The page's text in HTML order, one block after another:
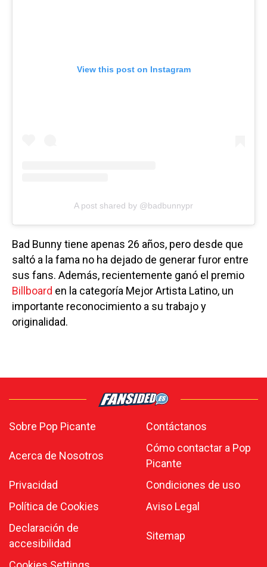
View this post on Instagram
A post shared by @badbunnypr
Bad Bunny tiene apenas 26 años, pero desde que
saltó a la fama no ha dejado de generar furor entre
sus fans. Además, recientemente ganó el premio
Billboard en la categoría Mejor Artista Latino, un
importante reconocimiento a su trabajo y
originalidad.
Sobre Pop Picante Contáctanos
Acerca de Nosotros
Cómo contactar a Pop
Picante
Privacidad
Condiciones de uso
Política de Cookies
Aviso Legal
Declaración de
accesibilidad
Sitemap